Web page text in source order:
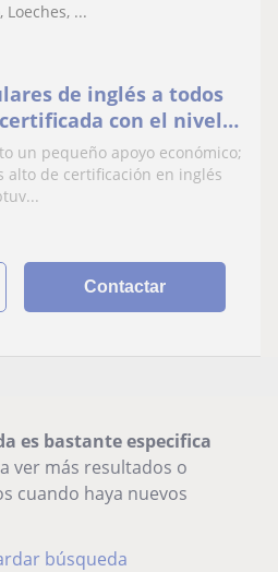
...
de inglés a todos
con el nivel
un pequeño apoyo económico;
alto de certificación en inglés
Contactar
es bastante especifica
ver más resultados o
cuando haya nuevos
búsqueda